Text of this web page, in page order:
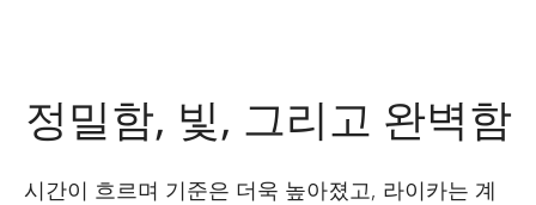
정밀함, 빛, 그리고 완벽함
시간이 흐르며 기준은 더욱 높아졌고, 라이카는 계